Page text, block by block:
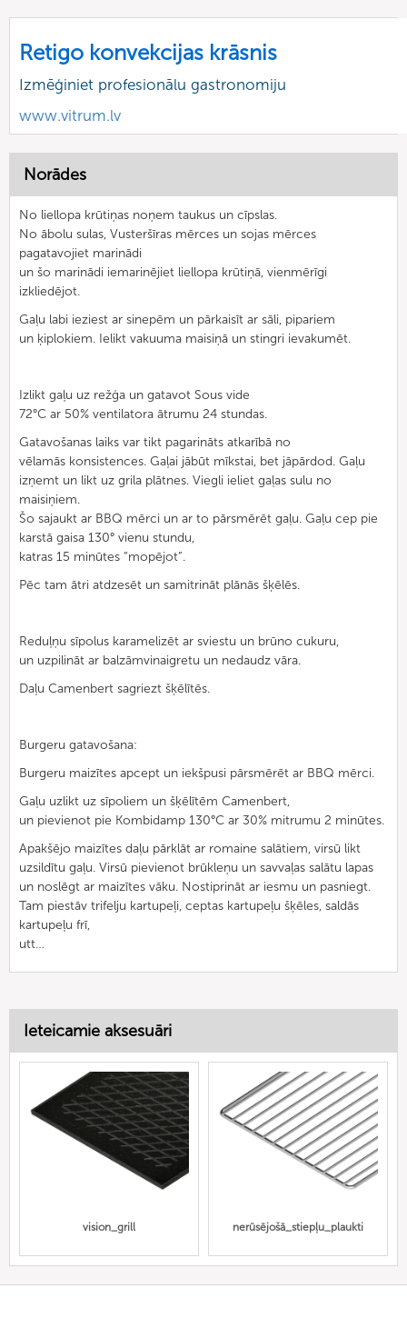
Retigo konvekcijas krāsnis
Izmēģiniet profesionālu gastronomiju
www.vitrum.lv
Norādes
No liellopa krūtiņas noņem taukus un cīpslas.
No ābolu sulas, Vusteršīras mērces un sojas mērces
pagatavojiet marinādi
un šo marinādi iemarinējiet liellopa krūtiņā, vienmērīgi
izkliedējot.
Gaļu labi ieziest ar sinepēm un pārkaisīt ar sāli, pipariem
un ķiplokiem. Ielikt vakuuma maisiņā un stingri ievakumēt.
Izlikt gaļu uz režģa un gatavot Sous vide
72°C ar 50% ventilatora ātrumu 24 stundas.
Gatavošanas laiks var tikt pagarināts atkarībā no
vēlamās konsistences. Gaļai jābūt mīkstai, bet jāpārdod. Gaļu
izņemt un likt uz grila plātnes. Viegli ieliet gaļas sulu no
maisiņiem.
Šo sajaukt ar BBQ mērci un ar to pārsmērēt gaļu. Gaļu cep pie
karstā gaisa 130° vienu stundu,
katras 15 minūtes “mopējot”.
Pēc tam ātri atdzesēt un samitrināt plānās šķēlēs.
Reduļņu sīpolus karamelizēt ar sviestu un brūno cukuru,
un uzpilināt ar balzāmvinaigretu un nedaudz vāra.
Daļu Camenbert sagriezt šķēlītēs.
Burgeru gatavošana:
Burgeru maizītes apcept un iekšpusi pārsmērēt ar BBQ mērci.
Gaļu uzlikt uz sīpoliem un šķēlītēm Camenbert,
un pievienot pie Kombidamp 130°C ar 30% mitrumu 2 minūtes.
Apakšējo maizītes daļu pārklāt ar romaine salātiem, virsū likt
uzsildītu gaļu. Virsū pievienot brūkleņu un savvaļas salātu lapas
un noslēgt ar maizītes vāku. Nostiprināt ar iesmu un pasniegt.
Tam piestāv trifelju kartupeļi, ceptas kartupeļu šķēles, saldās
kartupeļu frī,
utt…
Ieteicamie aksesuāri
vision_grill nerūsējošā_stiepļu_plaukti